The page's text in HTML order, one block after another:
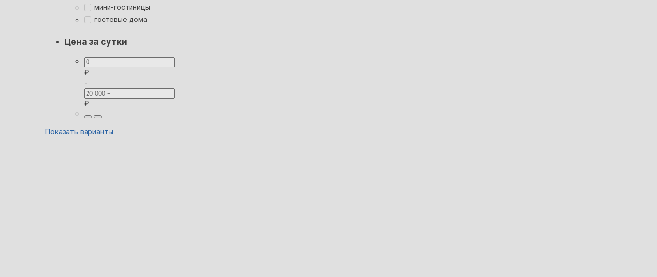
мини-гостиницы
гостевые дома
Цена за сутки
₽
-
₽
Показать варианты